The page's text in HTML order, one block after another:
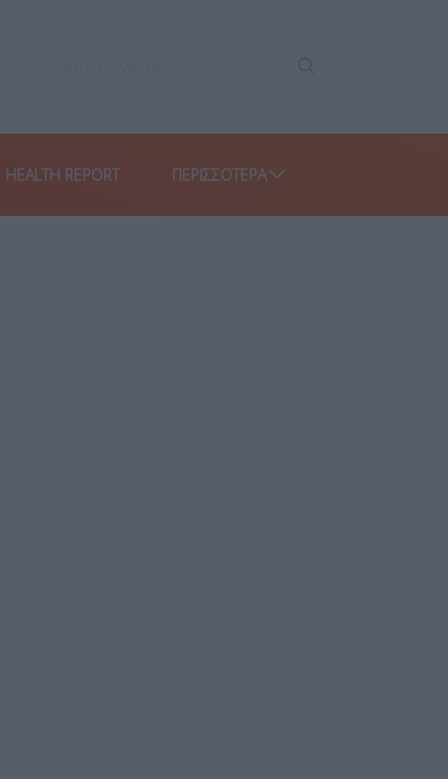
HEALTH REPORT ΠΕΡΙΣΣΌΤΕΡΑ